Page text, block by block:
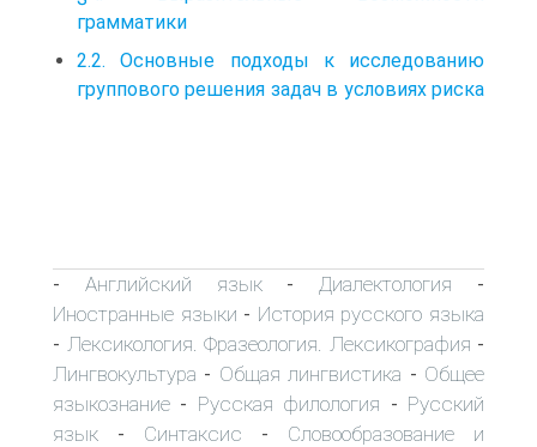
грамматики
2.2. Основные подходы к исследованию
группового решения задач в условиях риска
- Английский язык- Диалектология -
Иностранные языки - История русского языка
- Лексикология. Фразеология. Лексикография -
Лингвокультура - Общая лингвистика - Общее
языкознание - Русская филология - Русский
язык - Синтаксис - Словообразование и